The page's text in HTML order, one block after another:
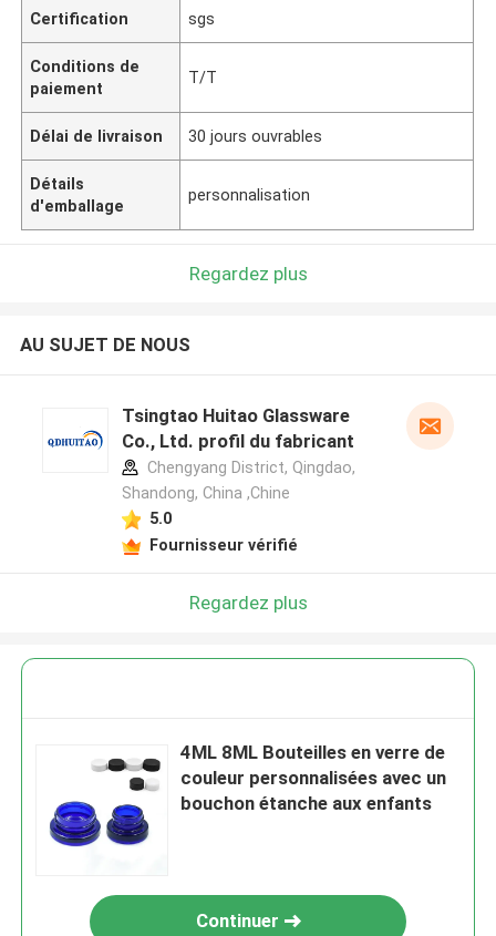
Certification sgs
Conditions de
paiement
T/T
Délai de livraison 30 jours ouvrables
Détails
d'emballage
personnalisation
Regardez plus
AU SUJET DE NOUS
Tsingtao Huitao Glassware
Co., Ltd. profil du fabricant
Chengyang District, Qingdao,
Shandong, China ,Chine
5.0
Fournisseur vérifié
Regardez plus
4ML 8ML Bouteilles en verre de
couleur personnalisées avec un
bouchon étanche aux enfants
Continuer